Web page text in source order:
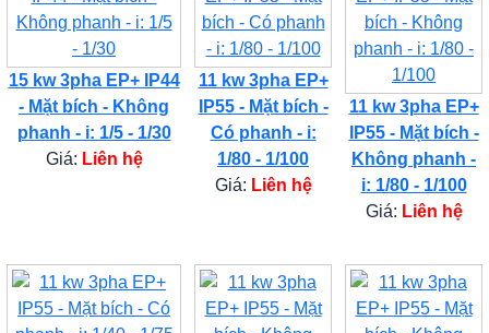
15 kw 3pha EP+ IP44
- Mặt bích - Không
phanh - i: 1/5 - 1/30
Giá: Liên hệ
11 kw 3pha EP+
IP55 - Mặt bích -
Có phanh - i:
1/80 - 1/100
Giá: Liên hệ
11 kw 3pha EP+
IP55 - Mặt bích -
Không phanh -
i: 1/80 - 1/100
Giá: Liên hệ